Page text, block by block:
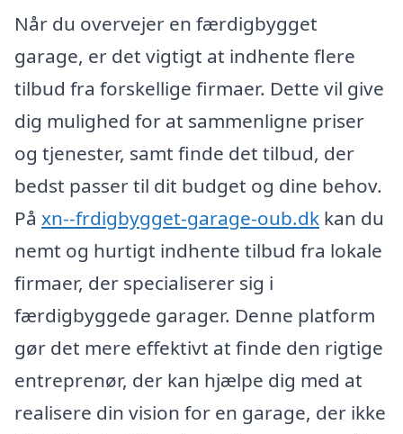
Når du overvejer en færdigbygget
garage, er det vigtigt at indhente flere
tilbud fra forskellige firmaer. Dette vil give
dig mulighed for at sammenligne priser
og tjenester, samt finde det tilbud, der
bedst passer til dit budget og dine behov.
På xn--frdigbygget-garage-oub.dk kan du
nemt og hurtigt indhente tilbud fra lokale
firmaer, der specialiserer sig i
færdigbyggede garager. Denne platform
gør det mere effektivt at finde den rigtige
entreprenør, der kan hjælpe dig med at
realisere din vision for en garage, der ikke